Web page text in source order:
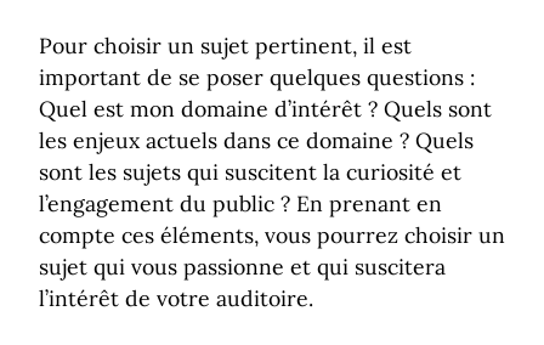
Pour choisir un sujet pertinent, il est
important de se poser quelques questions :
Quel est mon domaine d’intérêt ? Quels sont
les enjeux actuels dans ce domaine ? Quels
sont les sujets qui suscitent la curiosité et
l’engagement du public ? En prenant en
compte ces éléments, vous pourrez choisir un
sujet qui vous passionne et qui suscitera
l’intérêt de votre auditoire.